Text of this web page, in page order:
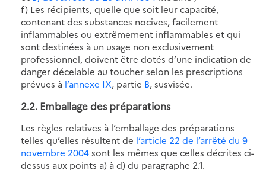
f) Les récipients, quelle que soit leur capacité,
contenant des substances nocives, facilement
inflammables ou extrêmement inflammables et qui
sont destinées à un usage non exclusivement
professionnel, doivent être dotés d’une indication de
danger décelable au toucher selon les prescriptions
prévues à l’annexe IX, partie B, susvisée.
2.2. Emballage des préparations
Les règles relatives à l’emballage des préparations
telles qu’elles résultent de l’article 22 de l’arrêté du 9
novembre 2004sont les mêmes que celles décrites ci-
dessus aux points a) à d) du paragraphe 2.1.